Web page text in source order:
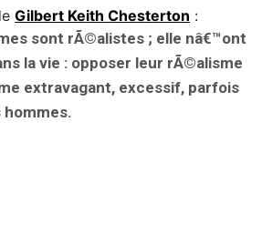
Gilbert Keith Chesterton :
sont rÃ©alistes ; elle nâ€™ont
la vie : opposer leur rÃ©alisme
extravagant, excessif, parfois